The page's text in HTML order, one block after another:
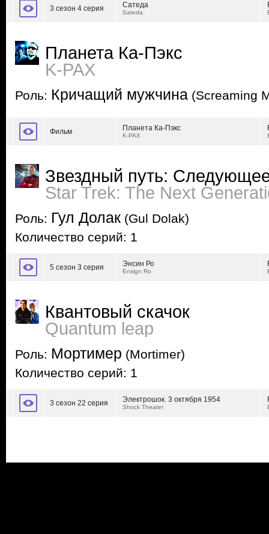
3 сезон 4 серия Сатеда
Sateda
Планета Ка-Пэкс
K-PAX
Роль: Кричащий мужчина (Screaming
Фильм Планета Ка-Пэкс
K-PAX
Звездный путь:
Star Trek: The Next
Роль: Гул Долак (Gul Dolak)
Количество серий: 1
5 сезон 3 серия Энсин Ро
Ensign Ro
Квантовый скачок
Quantum leap
Роль: Мортимер (Mortimer)
Количество серий: 1
3 сезон 22 серия Электрошок. 3 октября 1954
Shock Theater